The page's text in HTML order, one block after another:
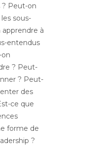
? Peut-on
sous-
à
entendus
? Peut-
? Peut-
des
ce que
forme de
?